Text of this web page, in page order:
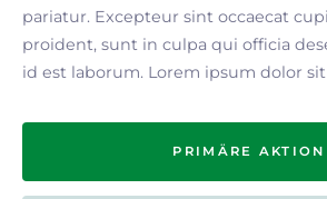
pariatur. Excepteur sint occaecat
proident, sunt in culpa qui officia
id est laborum. Lorem ipsum dolor
PRIMÄRE AKTION